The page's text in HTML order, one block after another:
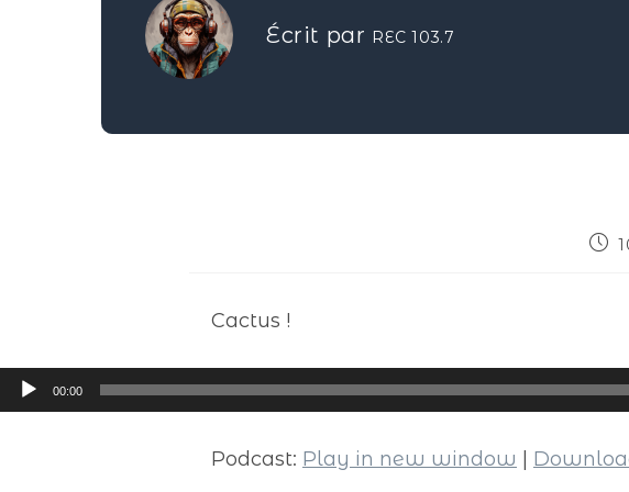
Écrit par REC 103.7
Cactus !
Lecteur
audio
00:00
Podcast: Play in new window